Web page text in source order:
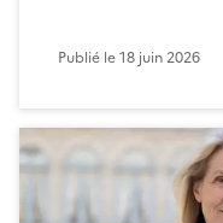
Publié le18 juin 2026